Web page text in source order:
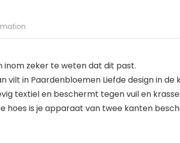
zeker te weten dat dit past.
vilt in Paardenbloemen Liefde design in
textiel en beschermt tegen vuil en
hoes is je apparaat van twee kanten